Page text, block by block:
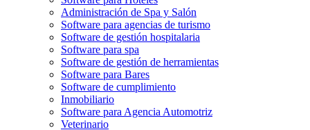
Administración de Spa y Salón
Software para agencias de turismo
Software de gestión hospitalaria
Software para spa
Software de gestión de herramientas
Software para Bares
Software de cumplimiento
Inmobiliario
Software para Agencia Automotriz
Veterinario